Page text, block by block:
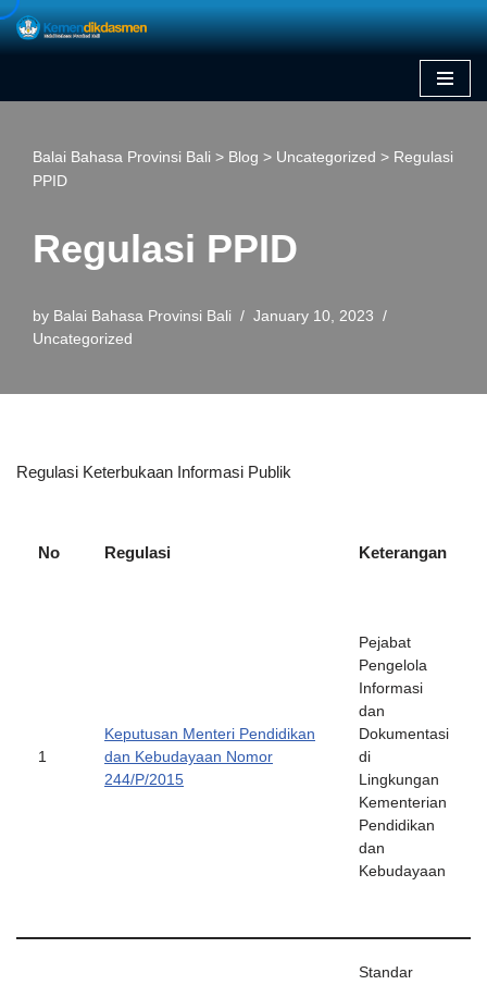
Balai Bahasa Provinsi Bali > Blog > Uncategorized > Regulasi
PPID
Regulasi PPID
by Balai Bahasa Provinsi Bali
January 10, 2023
Uncategorized
Regulasi Keterbukaan Informasi Publik
No Regulasi Keterangan
1
Keputusan Menteri Pendidikan
dan Kebudayaan Nomor
244/P/2015
Pejabat
Pengelola
Informasi
dan
Dokumentasi
di
Lingkungan
Kementerian
Pendidikan
dan
Kebudayaan
Standar